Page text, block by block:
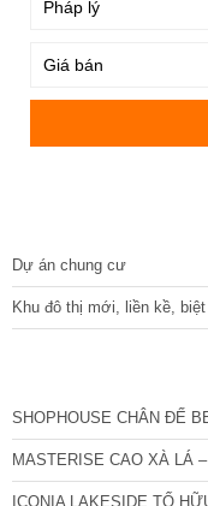
Dự án chung cư
Khu đô thị mới, liền kề,
SHOPHOUSE CHÂN ĐẾ
MASTERISE CAO XÀ LÁ
ICONIA LAKESIDE TỐ